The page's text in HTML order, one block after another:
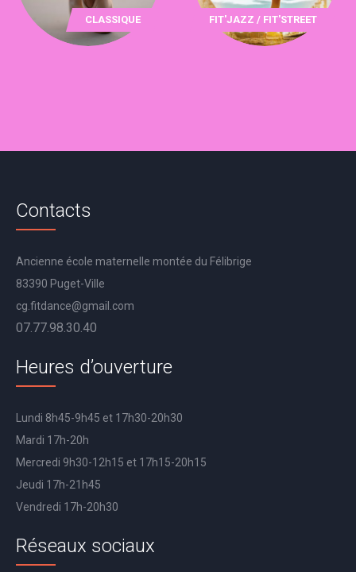
CLASSIQUE FIT'JAZZ / FIT'STREET
Contacts
Ancienne école maternelle montée du Félibrige
83390 Puget-Ville
cg.fitdance@gmail.com
07.77.98.30.40
Heures d’ouverture
Lundi 8h45-9h45 et 17h30-20h30
Mardi 17h-20h
Mercredi 9h30-12h15 et 17h15-20h15
Jeudi 17h-21h45
Vendredi 17h-20h30
Réseaux sociaux